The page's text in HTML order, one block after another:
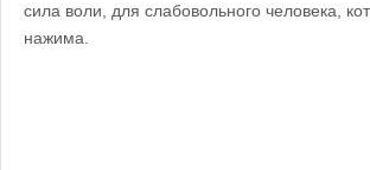
сила воли, для слабовольного человека,
нажима.